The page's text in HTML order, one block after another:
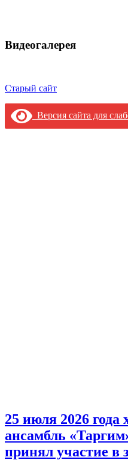
Видеогалерея
Старый сайт
Версия сайта для
25 июля 2026 года
ансамбль
принял участие